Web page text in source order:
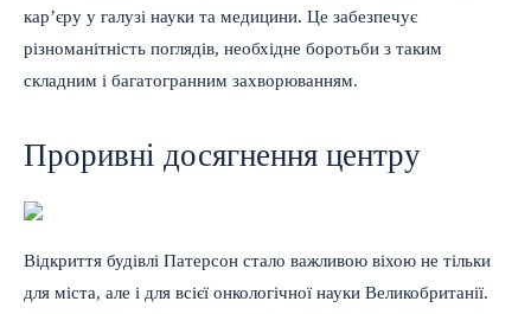
кар’єру у галузі науки та медицини. Це забезпечує
різноманітність поглядів, необхідне боротьби з таким
складним і багатогранним захворюванням.
Проривні досягнення центру
Відкриття будівлі Патерсон стало важливою віхою не тільки
для міста, але і для всієї онкологічної науки Великобританії.